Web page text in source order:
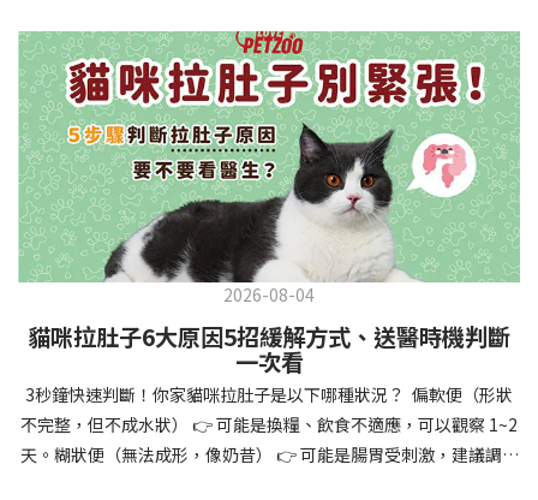
的行為問題，並建立人犬間的健康關係。 建立安全健康的生活環境
透過基礎訓練，幼犬能學會家居規則，避免危險行為和破壞家具。
像是「不」和「放下」等指令可以阻止幼犬咬電線或誤食有害物
質，有效降低居家意外風險。規律的如廁訓練則能養成良好衛生習
慣，讓家中環境保持乾淨舒適。增強溝通與信任關係訓練過程就像
建立一種共同語言，幫助你和幼犬更好地理解彼此。當幼犬學會回
應你的指令，不只增加了互動機會，也建立了主人作為領導者的地
位。正向獎勵式訓練更能培養幼犬對你的信任感，強化情感連結，
創造更和諧的相處模式。培養社交技能與適應能力及早接觸各種環
境和刺激，能幫助幼犬成長為自信穩定的成犬。適當的社會化訓練
讓牠們學會如何與其他狗狗、動物和人類和平相處，減少恐懼或攻
擊行為。這種適應能力使幼犬未來能從容面對獸醫檢查、美容
salon、寄宿或旅行等各種情境，大大提升生活品質。 訓練幼犬不只
是教會指令，更是塑造性格和習慣的過程！ 透過耐心且一致的訓
練，你不僅能擁有一隻聽話的好狗狗，更能建立起相互尊重的終身
2026-08-04
貓咪拉肚子6大原因5招緩解方式、送醫時機判斷
一次看
3秒鐘快速判斷！你家貓咪拉肚子是以下哪種狀況？ 偏軟便（形狀
不完整，但不成水狀） 👉 可能是換糧、飲食不適應，可以觀察 1~2
天。糊狀便（無法成形，像奶昔） 👉 可能是腸胃受刺激，建議調整